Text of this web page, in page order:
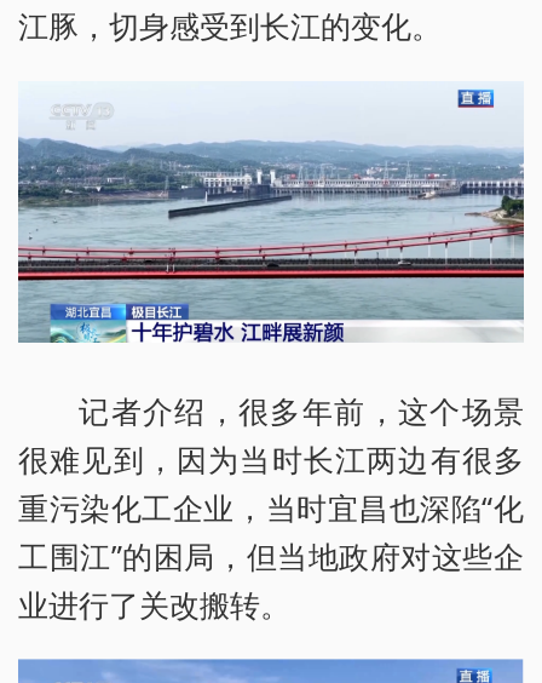
江豚，切身感受到长江的变化。
记者介绍，很多年前，这个场景
很难见到，因为当时长江两边有很多
重污染化工企业，当时宜昌也深陷“化
工围江”的困局，但当地政府对这些企
业进行了关改搬转。